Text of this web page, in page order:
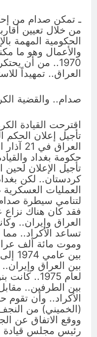
ـ تمكن صدام من
من خلال تعيين
الحكومية المهمة
والأعمال وهو ما
1970.. من أن
العراق.. تمهيداً
صدام.. والقضية
اقترحت القيادة
تأجيل إعلان الحكم
حكومة بغداد
تأجيل الإعلان
كردستان.. لكن
العمليات
لتنامي سيطرة
فقد كان هناك
العراق وإيران..
تساعد الأكراد..
وموت مائة ألف
بين العراق وإيران..
لعام
بين الطرفين..
الأكراد.. وأن تقوم
(الخميني) من
ووقع الاتفاق عن
رئيس مجلس قيادة